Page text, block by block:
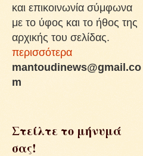
και επικοινωνία σύμφωνα
με το ύφος και το ήθος της
αρχικής του σελίδας.
περισσότερα
mantoudinews@gmail.co
m
Στείλτε το μήνυμά
σας!